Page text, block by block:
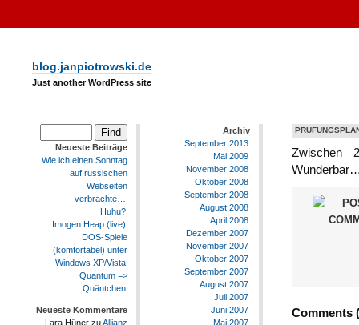
blog.janpiotrowski.de
Just another WordPress site
Neueste Beiträge
Wie ich einen Sonntag
auf russischen
Webseiten
verbrachte…
Huhu?
Imogen Heap (live)
DOS-Spiele
(komfortabel) unter
Windows XP/Vista
Quantum =>
Quäntchen
Neueste Kommentare
Lara HünerzuAllianz
Archiv
September 2013
Mai 2009
November 2008
Oktober 2008
September 2008
August 2008
April 2008
Dezember 2007
November 2007
Oktober 2007
September 2007
August 2007
Juli 2007
Juni 2007
Mai 2007
Zwischen
Comments